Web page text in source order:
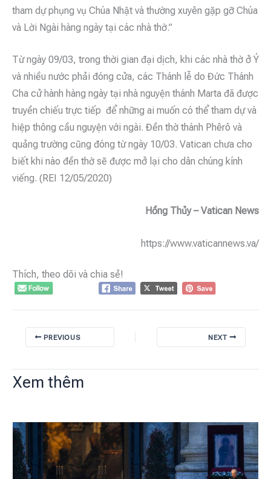
tham dự phụng vụ Chúa Nhật và thường xuyên gặp gỡ Chúa
và Lời Ngài hàng ngày tại các nhà thờ.”
Từ ngày 09/03, trong thời gian đại dịch, khi các nhà thờ ở Ý
và nhiều nước phải đóng cửa, các Thánh lễ do Đức Thánh
Cha cử hành hàng ngày tại nhà nguyện thánh Marta đã được
truyền chiếu trực tiếp để những ai muốn có thể tham dự và
hiệp thông cầu nguyện với ngài. Đền thờ thánh Phêrô và
quảng trường cũng đóng từ ngày 10/03. Vatican chưa cho
biết khi nào đền thờ sẽ được mở lại cho dân chúng kính
viếng. (REI 12/05/2020)
Hồng Thủy – Vatican News
https://www.vaticannews.va/
Thích, theo dõi và chia sẻ!
PREVIOUS NEXT
Xem thêm